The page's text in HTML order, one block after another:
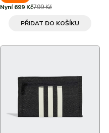
Nyní 699 Kč799 Kč
PŘIDAT DO KOŠÍKU